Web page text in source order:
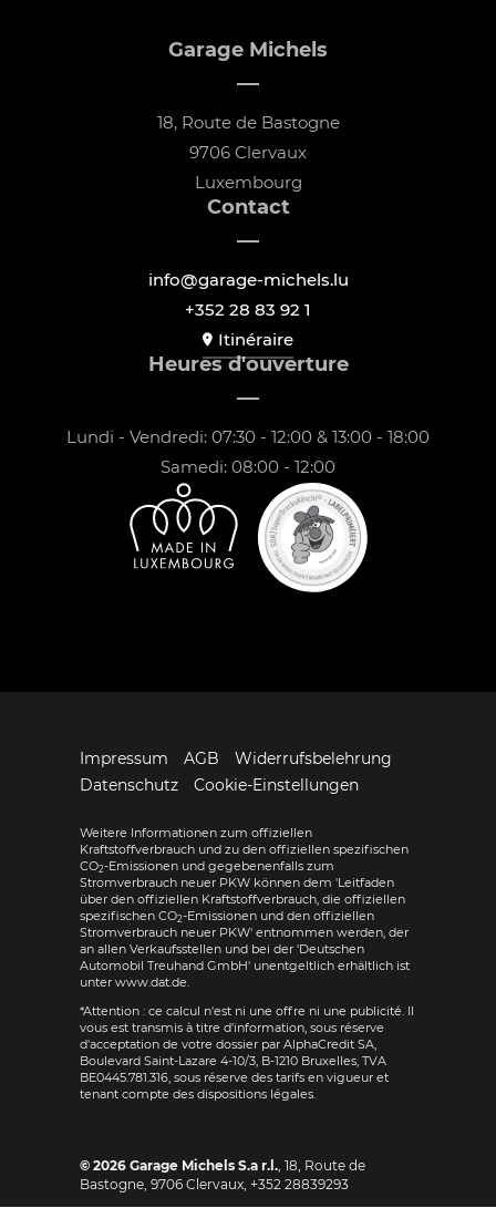
Garage Michels
18, Route de Bastogne
9706 Clervaux
Luxembourg
Contact
info@garage-michels.lu
+352 28 83 92 1
Itinéraire
Heures d'ouverture
Lundi - Vendredi: 07:30 - 12:00 & 13:00 - 18:00
Samedi: 08:00 - 12:00
Impressum AGB
Widerrufsbelehrung
Datenschutz
Cookie-Einstellungen
Weitere Informationen zum offiziellen
Kraftstoffverbrauch und zu den offiziellen spezifischen
CO2-Emissionen und gegebenenfalls zum
Stromverbrauch neuer PKW können dem 'Leitfaden
über den offiziellen Kraftstoffverbrauch, die offiziellen
spezifischen CO2-Emissionen und den offiziellen
Stromverbrauch neuer PKW' entnommen werden, der
an allen Verkaufsstellen und bei der 'Deutschen
Automobil Treuhand GmbH' unentgeltlich erhältlich ist
unter www.dat.de.
*Attention : ce calcul n'est ni une offre ni une publicité. Il
vous est transmis à titre d'information, sous réserve
d'acceptation de votre dossier par AlphaCredit SA,
Boulevard Saint-Lazare 4-10/3, B-1210 Bruxelles, TVA
BE0445.781.316, sous réserve des tarifs en vigueur et
tenant compte des dispositions légales.
© 2026 Garage Michels S.a r.l., 18, Route de
Bastogne, 9706 Clervaux, +352 28839293